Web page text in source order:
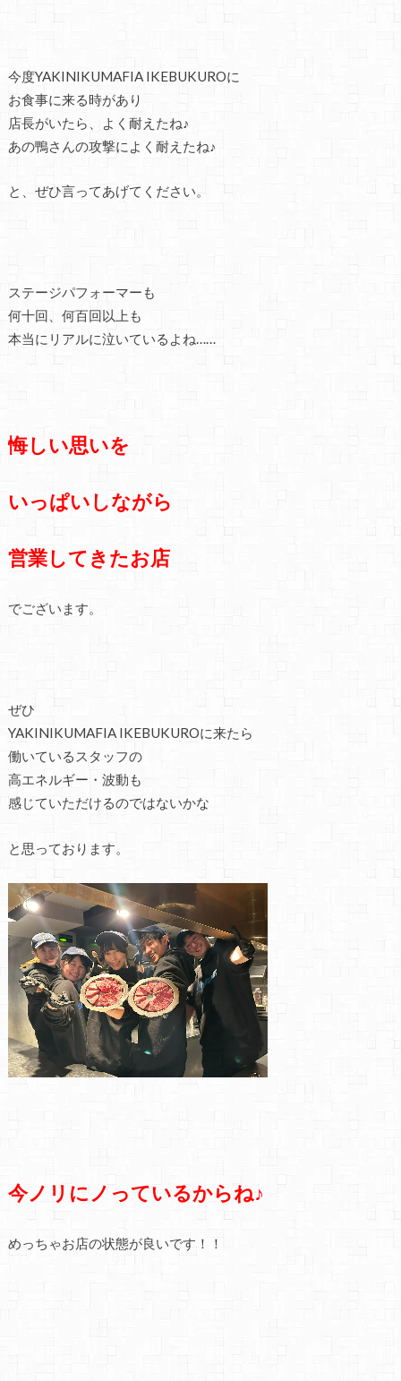
今度YAKINIKUMAFIA IKEBUKUROに
お食事に来る時があり
店長がいたら、よく耐えたね♪
あの鴨さんの攻撃によく耐えたね♪
と、ぜひ言ってあげてください。
ステージパフォーマーも
何十回、何百回以上も
本当にリアルに泣いているよね……
悔しい思いを
いっぱいしながら
営業してきたお店
でございます。
ぜひ
YAKINIKUMAFIA IKEBUKUROに来たら
働いているスタッフの
高エネルギー・波動も
感じていただけるのではないかな
と思っております。
今ノリにノっているからね♪
めっちゃお店の状態が良いです！！